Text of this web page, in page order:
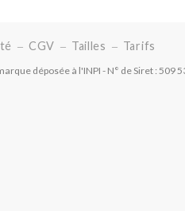
CGV Tailles Tarifs
déposée à l'INPI - N° de Siret : 509